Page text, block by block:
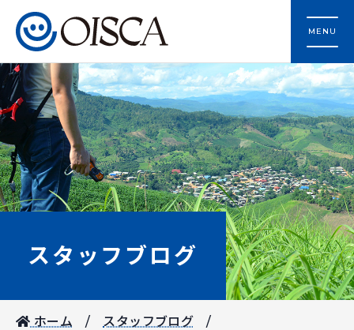
MENU
スタッフブログ
ホーム スタッフブログ